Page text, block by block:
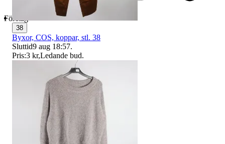
Företag
38
Byxor, COS, koppar, stl. 38
Sluttid9 aug 18:57.
Pris:3 kr,Ledande bud.